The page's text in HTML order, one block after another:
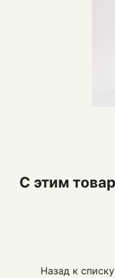
С этим
Назад к списку